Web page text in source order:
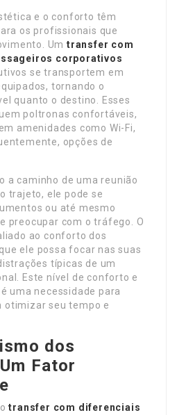
e o conforto têm
os profissionais que
Umtransfer com
corporativos
se transportem em
tornando o
quanto o destino. Esses
poltronas confortáveis,
amenidades como Wi-Fi,
opções de
a caminho de uma reunião
trajeto, ele pode se
ou até mesmo
preocupar com o tráfego. O
ao conforto dos
ele possa focar nas suas
típicas de um
Este nível de conforto e
uma necessidade para
otimizar seu tempo e
dos
Fator
transfer com diferenciais